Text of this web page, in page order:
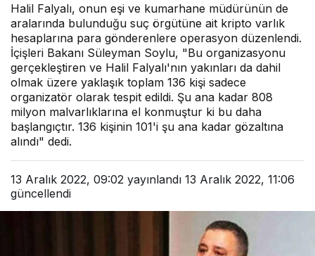
Halil Falyalı, onun eşi ve kumarhane müdürünün de
aralarında bulunduğu suç örgütüne ait kripto varlık
hesaplarına para gönderenlere operasyon düzenlendi.
İçişleri Bakanı Süleyman Soylu, "Bu organizasyonu
gerçekleştiren ve Halil Falyalı'nın yakınları da dahil
olmak üzere yaklaşık toplam 136 kişi sadece
organizatör olarak tespit edildi. Şu ana kadar 808
milyon malvarlıklarına el konmuştur ki bu daha
başlangıçtır. 136 kişinin 101'i şu ana kadar gözaltına
alındı" dedi.
13 Aralık 2022, 09:02 yayınlandı 13 Aralık 2022, 11:06
güncellendi